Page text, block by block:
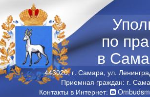
по
в
443020, г. Самара, ул.
Приемная граждан: г.
Контакты в Интернет: